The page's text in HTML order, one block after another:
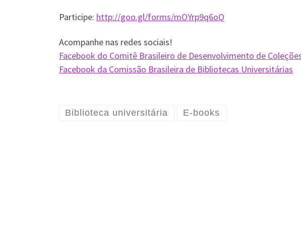
Participe: http://goo.gl/forms/mOYrp9q6oQ
Acompanhe nas redes sociais!
Facebook do Comitê Brasileiro de Desenvolvimento de
Facebook da Comissão Brasileira de Bibliotecas Universitárias
Biblioteca universitária E-books